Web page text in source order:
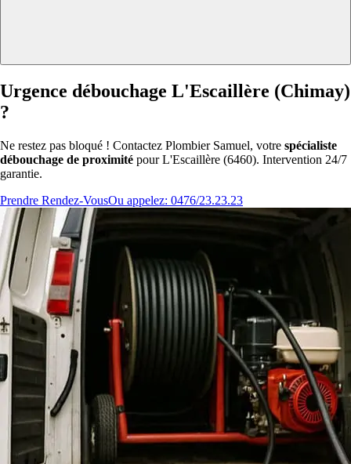
Urgence débouchage L'Escaillère (Chimay)
?
Ne restez pas bloqué ! Contactez Plombier Samuel, votre spécialiste
débouchage de proximité pour L'Escaillère (6460). Intervention 24/7
garantie.
Prendre Rendez-VousOu appelez: 0476/23.23.23